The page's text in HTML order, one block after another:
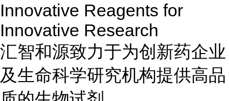
Innovative Reagents for
Innovative Research
汇智和源致力于为创新药企业
及生命科学研究机构提供高品